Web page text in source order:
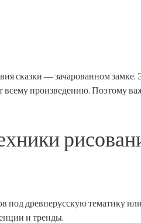
сказки — зачарованном замке.
всему произведению. Поэтому
древнерусскую тематику
и тренды.